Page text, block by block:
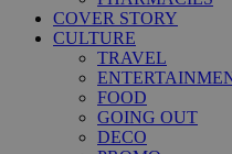
COVER STORY
CULTURE
TRAVEL
FOOD
GOING OUT
DECO